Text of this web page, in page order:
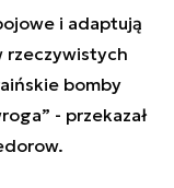
i adaptują
rzeczywistych
bomby
- przekazał